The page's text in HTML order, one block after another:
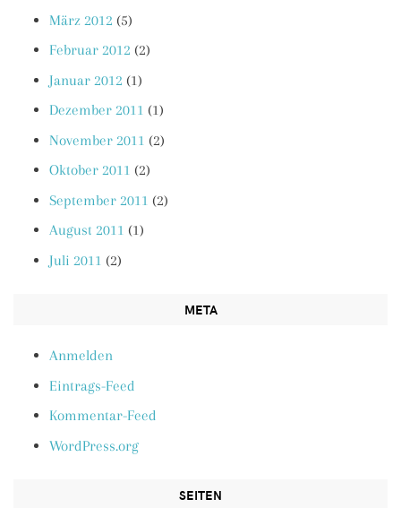
März 2012 (5)
Februar 2012 (2)
Januar 2012 (1)
Dezember 2011 (1)
November 2011 (2)
Oktober 2011 (2)
September 2011 (2)
August 2011 (1)
Juli 2011 (2)
META
Anmelden
Eintrags-Feed
Kommentar-Feed
WordPress.org
SEITEN